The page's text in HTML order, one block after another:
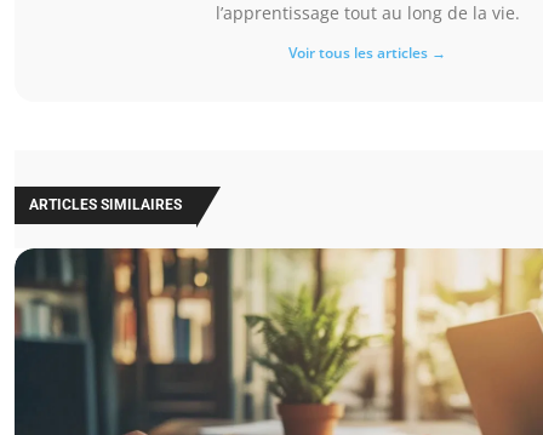
l’apprentissage tout au long de la vie.
Voir tous les articles →
ARTICLES SIMILAIRES